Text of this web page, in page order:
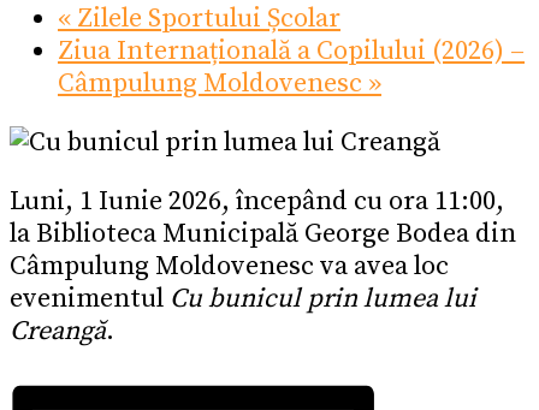
« Zilele Sportului Școlar
Ziua Internațională a Copilului (2026) –
Câmpulung Moldovenesc »
Luni, 1 Iunie 2026, începând cu ora 11:00,
la Biblioteca Municipală George Bodea din
Câmpulung Moldovenesc va avea loc
evenimentul Cu bunicul prin lumea lui
Creangă.